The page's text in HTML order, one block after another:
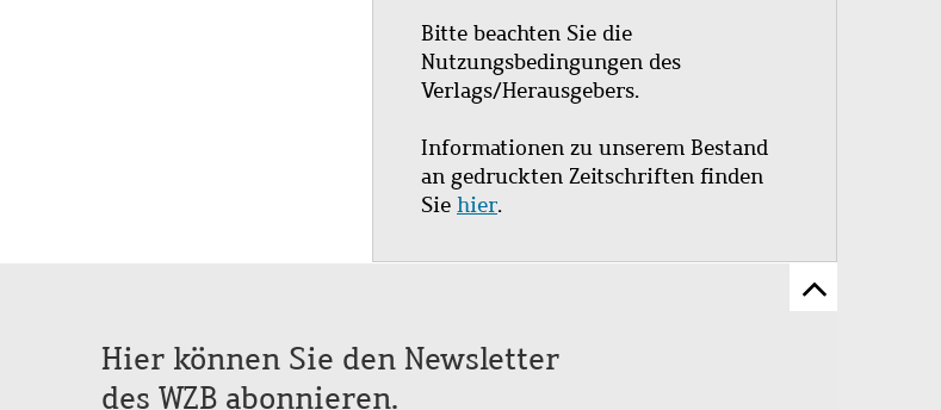
Bitte beachten Sie die
Nutzungsbedingungen des
Verlags/Herausgebers.
Informationen zu unserem Bestand
an gedruckten Zeitschriften finden
Sie hier.
Zum
Hier können Sie den Newsletter
des WZB abonnieren.